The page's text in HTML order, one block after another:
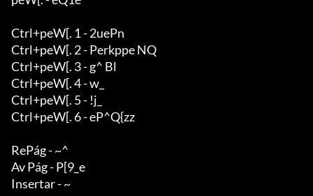
Ctrl+peW[. 1 - 2uePn
Ctrl+peW[. 2 - Perkppe NQ
Ctrl+peW[. 3 - g^ Bl
Ctrl+peW[. 4 - w_
Ctrl+peW[. 5 - !j_
Ctrl+peW[. 6 - eP^Q{zz
RePág - ~^
Av Pág - P[9_e
Insertar - ~